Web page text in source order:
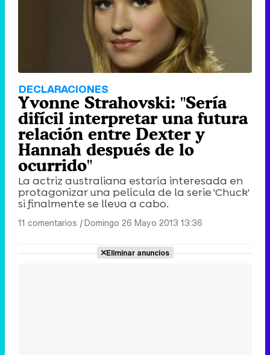
DECLARACIONES
Yvonne Strahovski: "Sería
difícil interpretar una futura
relación entre Dexter y
Hannah después de lo
ocurrido"
La actriz australiana estaría interesada en
protagonizar una película de la serie 'Chuck'
si finalmente se lleva a cabo.
11 comentarios |Domingo 26 Mayo 2013 13:36
Eliminar anuncios